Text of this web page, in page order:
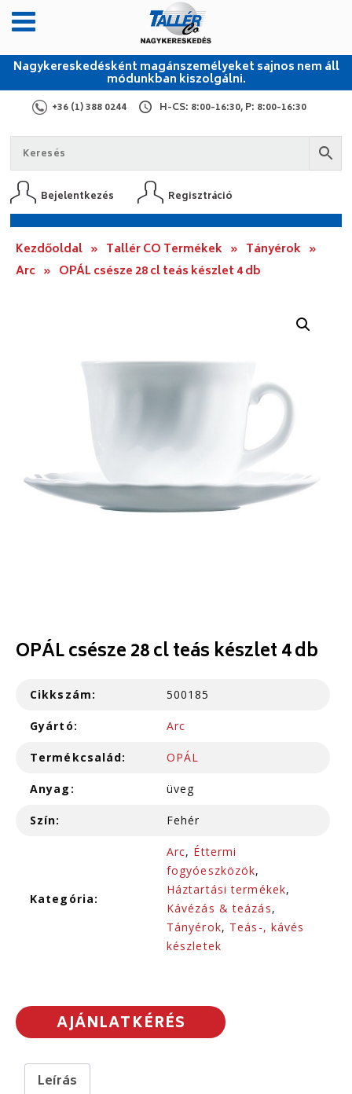
Nagykereskedésként magánszemélyeket sajnos nem áll
módunkban kiszolgálni.
+36 (1) 388 0244 H-CS: 8:00-16:30, P: 8:00-16:30
Bejelentkezés Regisztráció
Kezdőoldal » Tallér CO Termékek » Tányérok »
Arc » OPÁL csésze 28 cl teás készlet 4 db
OPÁL csésze 28 cl teás készlet 4 db
Cikkszám: 500185
Gyártó: Arc
Termékcsalád: OPÁL
Anyag: üveg
Szín: Fehér
Kategória:
Arc, Éttermi
fogyóeszközök,
Háztartási termékek,
Kávézás & teázás,
Tányérok, Teás-, kávés
készletek
AJÁNLATKÉRÉS
Leírás